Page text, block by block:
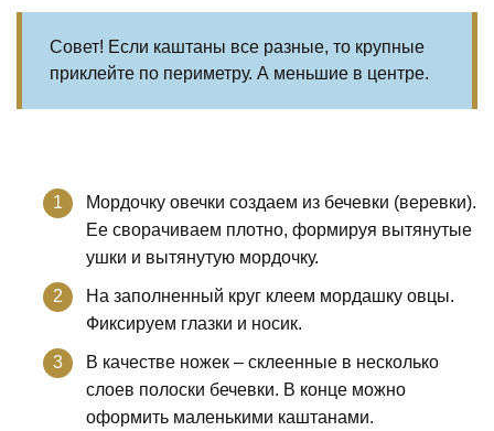
Совет! Если каштаны все разные, то крупные
приклейте по периметру. А меньшие в центре.
Мордочку овечки создаем из бечевки (веревки).
Ее сворачиваем плотно, формируя вытянутые
ушки и вытянутую мордочку.
На заполненный круг клеем мордашку овцы.
Фиксируем глазки и носик.
В качестве ножек – склеенные в несколько
слоев полоски бечевки. В конце можно
оформить маленькими каштанами.